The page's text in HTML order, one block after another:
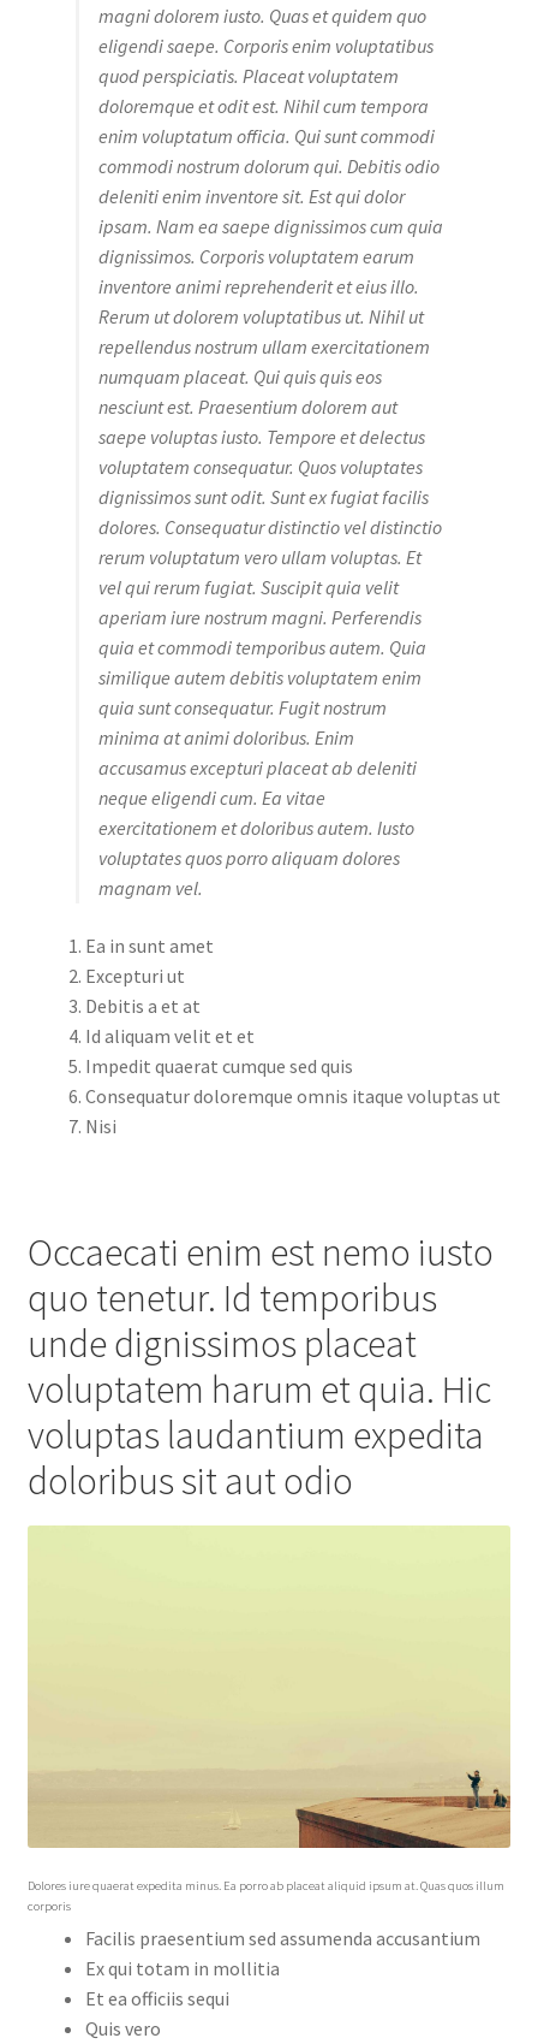
magni dolorem iusto. Quas et quidem quo
eligendi saepe. Corporis enim voluptatibus
quod perspiciatis. Placeat voluptatem
doloremque et odit est. Nihil cum tempora
enim voluptatum officia. Qui sunt commodi
commodi nostrum dolorum qui. Debitis odio
deleniti enim inventore sit. Est qui dolor
ipsam. Nam ea saepe dignissimos cum quia
dignissimos. Corporis voluptatem earum
inventore animi reprehenderit et eius illo.
Rerum ut dolorem voluptatibus ut. Nihil ut
repellendus nostrum ullam exercitationem
numquam placeat. Qui quis quis eos
nesciunt est. Praesentium dolorem aut
saepe voluptas iusto. Tempore et delectus
voluptatem consequatur. Quos voluptates
dignissimos sunt odit. Sunt ex fugiat facilis
dolores. Consequatur distinctio vel distinctio
rerum voluptatum vero ullam voluptas. Et
vel qui rerum fugiat. Suscipit quia velit
aperiam iure nostrum magni. Perferendis
quia et commodi temporibus autem. Quia
similique autem debitis voluptatem enim
quia sunt consequatur. Fugit nostrum
minima at animi doloribus. Enim
accusamus excepturi placeat ab deleniti
neque eligendi cum. Ea vitae
exercitationem et doloribus autem. Iusto
voluptates quos porro aliquam dolores
magnam vel.
Ea in sunt amet
Excepturi ut
Debitis a et at
Id aliquam velit et et
Impedit quaerat cumque sed quis
Consequatur doloremque omnis itaque voluptas ut
Nisi
Occaecati enim est nemo iusto
quo tenetur. Id temporibus
unde dignissimos placeat
voluptatem harum et quia. Hic
voluptas laudantium expedita
doloribus sit aut odio
Dolores iure quaerat expedita minus. Ea porro ab placeat aliquid ipsum at. Quas quos illum
corporis
Facilis praesentium sed assumenda accusantium
Ex qui totam in mollitia
Et ea officiis sequi
Quis vero